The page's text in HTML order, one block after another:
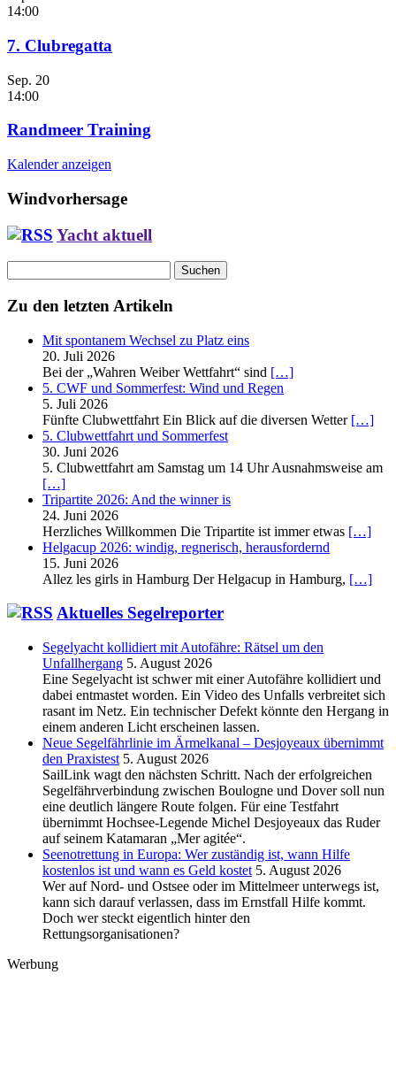
14:00
7. Clubregatta
Sep. 20
14:00
Randmeer Training
Kalender anzeigen
Windvorhersage
Yacht aktuell
nach:
Zu den letzten Artikeln
Mit spontanem Wechsel zu Platz eins
20. Juli 2026
Bei der „Wahren Weiber Wettfahrt“ sind […]
5. CWF und Sommerfest: Wind und Regen
5. Juli 2026
Fünfte Clubwettfahrt Ein Blick auf die diversen Wetter […]
5. Clubwettfahrt und Sommerfest
30. Juni 2026
5. Clubwettfahrt am Samstag um 14 Uhr Ausnahmsweise am
[…]
Tripartite 2026: And the winner is
24. Juni 2026
Herzliches Willkommen Die Tripartite ist immer etwas […]
Helgacup 2026: windig, regnerisch, herausfordernd
15. Juni 2026
Allez les girls in Hamburg Der Helgacup in Hamburg, […]
Aktuelles Segelreporter
Segelyacht kollidiert mit Autofähre: Rätsel um den
Unfallhergang 5. August 2026
Eine Segelyacht ist schwer mit einer Autofähre kollidiert und
dabei entmastet worden. Ein Video des Unfalls verbreitet sich
rasant im Netz. Ein technischer Defekt könnte den Hergang in
einem anderen Licht erscheinen lassen.
Neue Segelfährlinie im Ärmelkanal – Desjoyeaux übernimmt
den Praxistest 5. August 2026
SailLink wagt den nächsten Schritt. Nach der erfolgreichen
Segelfährverbindung zwischen Boulogne und Dover soll nun
eine deutlich längere Route folgen. Für eine Testfahrt
übernimmt Hochsee-Legende Michel Desjoyeaux das Ruder
auf seinem Katamaran „Mer agitée“.
Seenotrettung in Europa: Wer zuständig ist, wann Hilfe
kostenlos ist und wann es Geld kostet 5. August 2026
Wer auf Nord- und Ostsee oder im Mittelmeer unterwegs ist,
kann sich darauf verlassen, dass im Ernstfall Hilfe kommt.
Doch wer steckt eigentlich hinter den
Rettungsorganisationen?
Werbung